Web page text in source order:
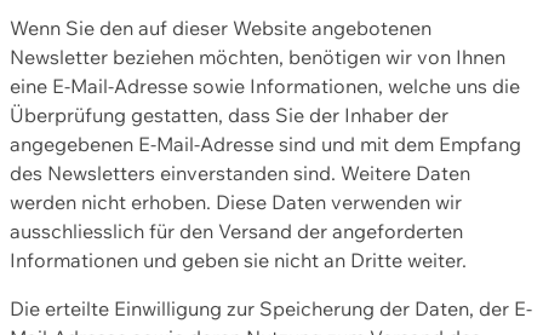
Wenn Sie den auf dieser Website angebotenen
Newsletter beziehen möchten, benötigen wir von Ihnen
eine E-Mail-Adresse sowie Informationen, welche uns die
Überprüfung gestatten, dass Sie der Inhaber der
angegebenen E-Mail-Adresse sind und mit dem Empfang
des Newsletters einverstanden sind. Weitere Daten
werden nicht erhoben. Diese Daten verwenden wir
ausschliesslich für den Versand der angeforderten
Informationen und geben sie nicht an Dritte weiter.
Die erteilte Einwilligung zur Speicherung der Daten, der E-